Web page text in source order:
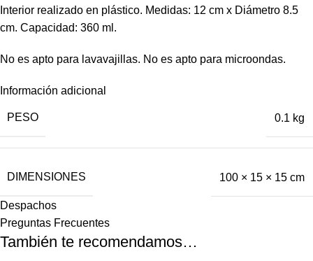
Interior realizado en plástico. Medidas: 12 cm x Diámetro 8.5
cm. Capacidad: 360 ml.
No es apto para lavavajillas. No es apto para microondas.
Información adicional
PESO 0.1 kg
DIMENSIONES 100 × 15 × 15 cm
Despachos
Preguntas Frecuentes
También te recomendamos…